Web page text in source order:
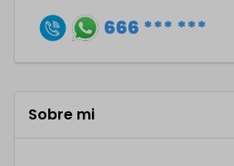
666 *** ***
Sobre mi